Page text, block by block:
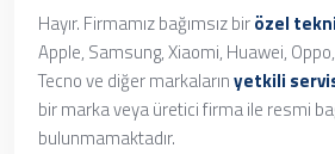
Hayır. Firmamız bağımsız birözel
Apple, Samsung, Xiaomi, Huawei,
Tecno ve diğer markalarınyetkili
bir marka veya üretici firma ile resmi
bulunmamaktadır.